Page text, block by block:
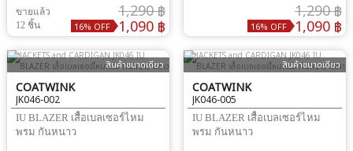
ขายแล้ว
12 ชิ้น
1,290 ฿
1,090 ฿
16% OFF
1,290 ฿
1,090 ฿
16% OFF
สินค้าขนาดเดียว
COATWINK
JK046-002
IU BLAZER เสื้อเบลเซอร์ไหม
พรม กันหนาว
สินค้าขนาดเดียว
COATWINK
JK046-005
IU BLAZER เสื้อเบลเซอร์ไหม
พรม กันหนาว